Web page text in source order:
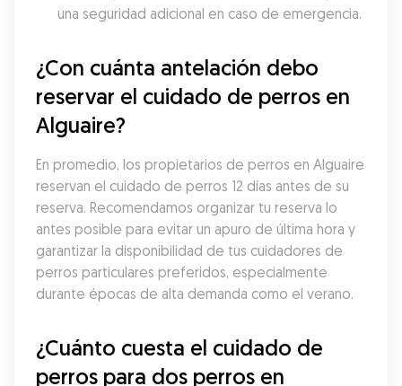
una seguridad adicional en caso de emergencia.
¿Con cuánta antelación debo
reservar el cuidado de perros en
Alguaire?
En promedio, los propietarios de perros en Alguaire
reservan el cuidado de perros 12 días antes de su
reserva. Recomendamos organizar tu reserva lo
antes posible para evitar un apuro de última hora y
garantizar la disponibilidad de tus cuidadores de
perros particulares preferidos, especialmente
durante épocas de alta demanda como el verano.
¿Cuánto cuesta el cuidado de
perros para dos perros en